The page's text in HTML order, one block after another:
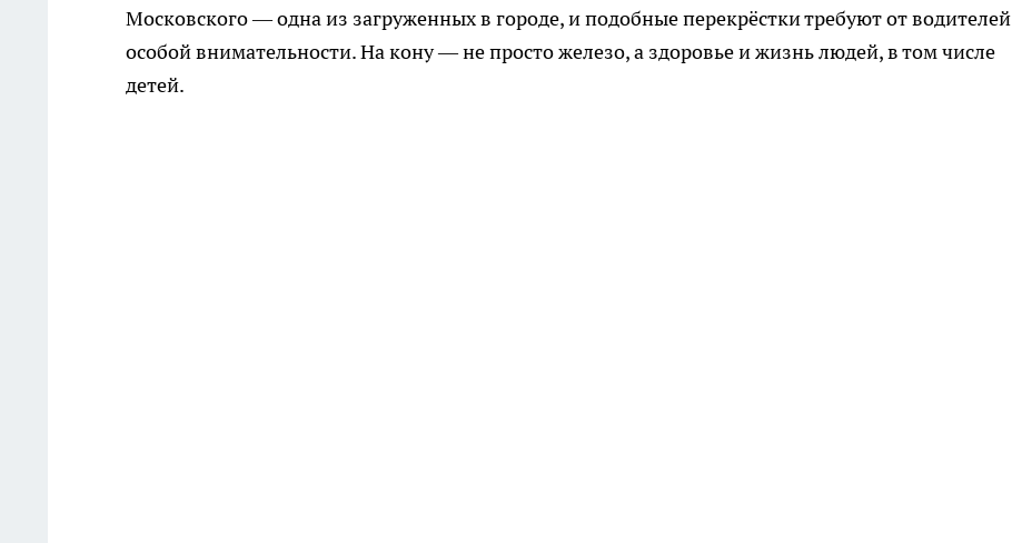
Московского — одна из загруженных в городе, и подобные перекрёстки требуют от водителей
особой внимательности. На кону — не просто железо, а здоровье и жизнь людей, в том числе
детей.